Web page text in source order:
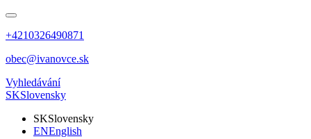
+4210326490871
obec@ivanovce.sk
Vyhledávání
SKSlovensky
SKSlovensky
ENEnglish